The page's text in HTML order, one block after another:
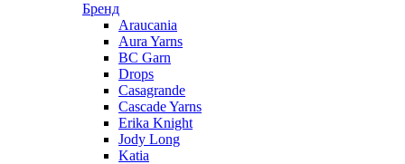
Бренд
Araucania
Aura Yarns
BC Garn
Drops
Casagrande
Cascade Yarns
Erika Knight
Jody Long
Katia